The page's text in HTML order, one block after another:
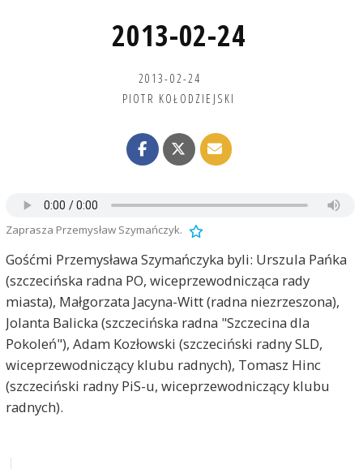
2013-02-24
2013-02-24
PIOTR KOŁODZIEJSKI
Zaprasza Przemysław Szymańczyk.
Gośćmi Przemysława Szymańczyka byli: Urszula Pańka
(szczecińska radna PO, wiceprzewodnicząca rady
miasta), Małgorzata Jacyna-Witt (radna niezrzeszona),
Jolanta Balicka (szczecińska radna "Szczecina dla
Pokoleń"), Adam Kozłowski (szczeciński radny SLD,
wiceprzewodniczący klubu radnych), Tomasz Hinc
(szczeciński radny PiS-u, wiceprzewodniczący klubu
radnych).